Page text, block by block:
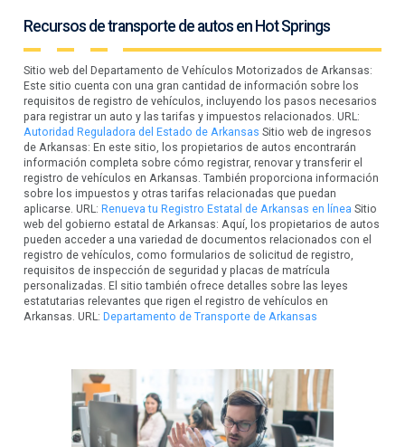
Recursos de transporte de autos en Hot Springs
Sitio web del Departamento de Vehículos Motorizados de Arkansas:
Este sitio cuenta con una gran cantidad de información sobre los
requisitos de registro de vehículos, incluyendo los pasos necesarios
para registrar un auto y las tarifas y impuestos relacionados. URL:
Autoridad Reguladora del Estado de Arkansas Sitio web de ingresos
de Arkansas: En este sitio, los propietarios de autos encontrarán
información completa sobre cómo registrar, renovar y transferir el
registro de vehículos en Arkansas. También proporciona información
sobre los impuestos y otras tarifas relacionadas que puedan
aplicarse. URL: Renueva tu Registro Estatal de Arkansas en línea Sitio
web del gobierno estatal de Arkansas: Aquí, los propietarios de autos
pueden acceder a una variedad de documentos relacionados con el
registro de vehículos, como formularios de solicitud de registro,
requisitos de inspección de seguridad y placas de matrícula
personalizadas. El sitio también ofrece detalles sobre las leyes
estatutarias relevantes que rigen el registro de vehículos en
Arkansas. URL: Departamento de Transporte de Arkansas